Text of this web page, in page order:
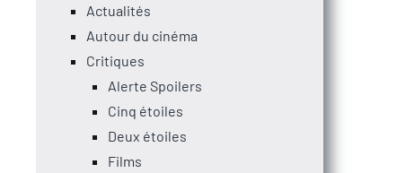
Actualités
Autour du cinéma
Critiques
Alerte Spoilers
Cinq étoiles
Deux étoiles
Films